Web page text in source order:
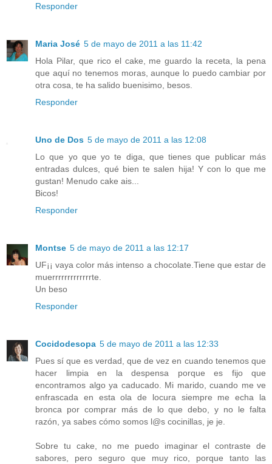
Responder
Maria José 5 de mayo de 2011 a las 11:42
Hola Pilar, que rico el cake, me guardo la receta, la pena
que aquí no tenemos moras, aunque lo puedo cambiar por
otra cosa, te ha salido buenisimo, besos.
Responder
Uno de Dos 5 de mayo de 2011 a las 12:08
Lo que yo que yo te diga, que tienes que publicar más
entradas dulces, qué bien te salen hija! Y con lo que me
gustan! Menudo cake ais...
Bicos!
Responder
Montse 5 de mayo de 2011 a las 12:17
UF¡¡ vaya color más intenso a chocolate.Tiene que estar de
muerrrrrrrrrrrrrte.
Un beso
Responder
Cocidodesopa 5 de mayo de 2011 a las 12:33
Pues sí que es verdad, que de vez en cuando tenemos que
hacer limpia en la despensa porque es fijo que
encontramos algo ya caducado. Mi marido, cuando me ve
enfrascada en esta ola de locura siempre me echa la
bronca por comprar más de lo que debo, y no le falta
razón, ya sabes cómo somos l@s cocinillas, je je.
Sobre tu cake, no me puedo imaginar el contraste de
sabores, pero seguro que muy rico, porque tanto las